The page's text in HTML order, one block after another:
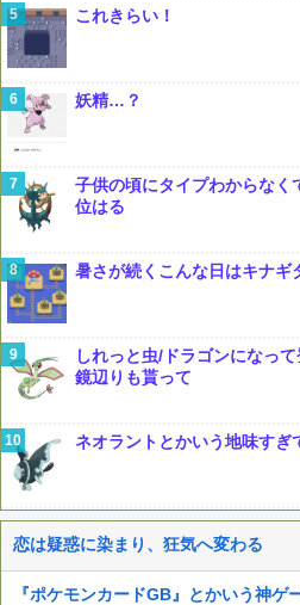
これきらい！
妖精…？
子供の頃にタイプわからなく
位はる
暑さが続くこんな日はキナギ
しれっと虫/ドラゴンになっ
鏡辺りも貰って
ネオラントとかいう地味すぎ
恋は疑惑に染まり、狂気へ変わる
『ポケモンカードGB』とかいう神ゲ